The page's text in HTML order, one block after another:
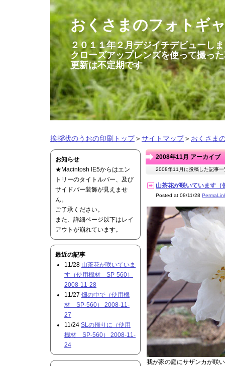
おくさまのフォトギ
２０１１年２月デジイチデビューし
クローズアップレンズを使って撮っ
更新は不定期です
挨拶状のうおの印刷トップ＞サイトマップ＞ おくさま
2008年11月 アーカイブ
2008年11月に投稿した記事一
山茶花が咲いています
Posted at 08/11/28
我が家の庭にサザンカが咲
お知らせ
★Macintosh IE5からはエン
トリーのタイトルバー、及び
サイドバー装飾が見えませ
ん。
ご了承ください。
また、詳細ページ以下はレイ
アウトが崩れています。
最近の記事
11/28 山茶花が咲いていま
す（使用機材 SP-560）
2008-11-28
11/27 畑の中で（使用機
材 SP-560） 2008-11-
27
11/24 SLの帰りに（使用
機材 SP-560） 2008-11-
24